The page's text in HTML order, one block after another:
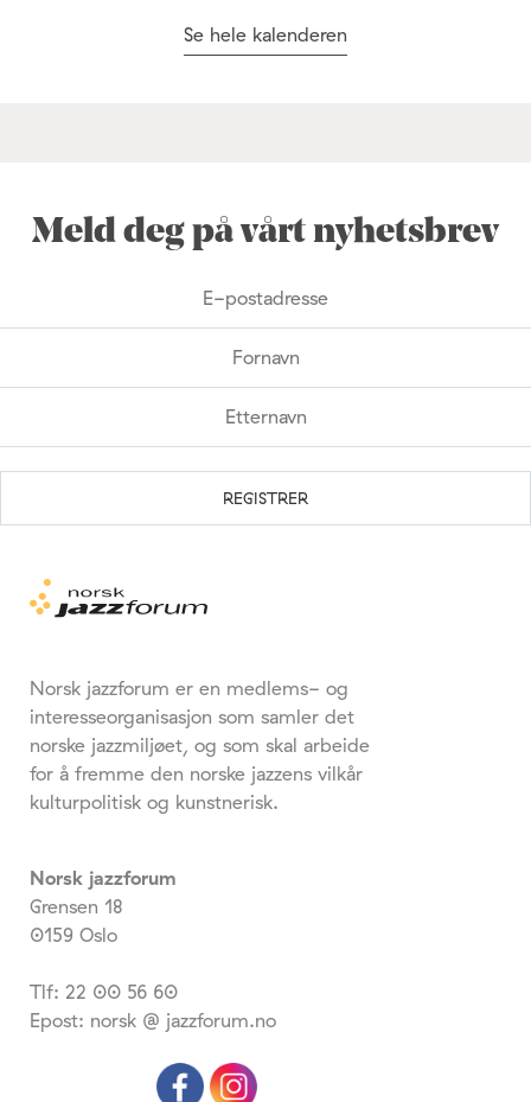
Se hele kalenderen
Meld deg på vårt nyhetsbrev
Norsk jazzforum er en medlems- og
interesseorganisasjon som samler det
norske jazzmiljøet, og som skal arbeide
for å fremme den norske jazzens vilkår
kulturpolitisk og kunstnerisk.
Norsk jazzforum
Grensen 18
0159 Oslo
Tlf: 22 00 56 60
Epost: norsk @ jazzforum.no